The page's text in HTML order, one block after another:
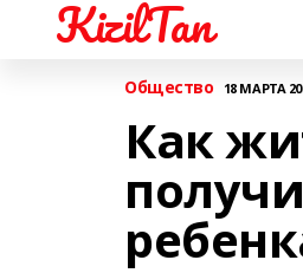
KizilTan
Общество 18 МАРТА
Как